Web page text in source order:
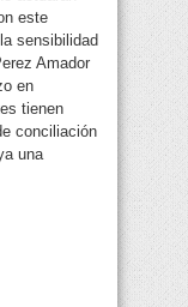
este
sensibilidad
Amador
en
tienen
conciliación
una